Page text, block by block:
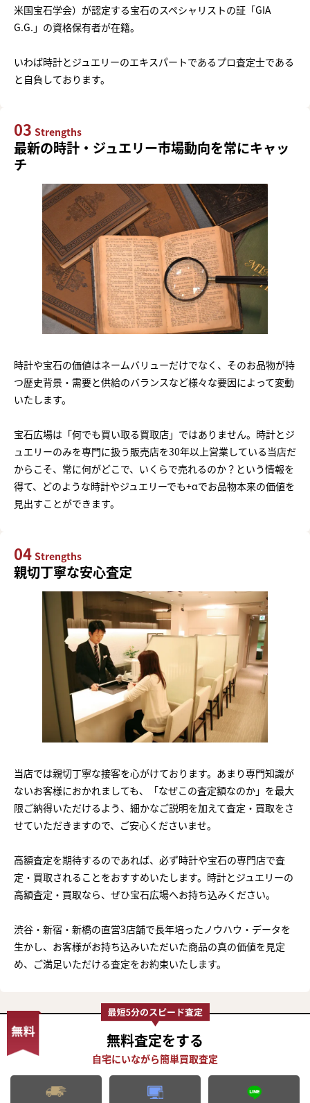
米国宝石学会）が認定する宝石のスペシャリストの証「GIA
G.G.」の資格保有者が在籍。
いわば時計とジュエリーのエキスパートであるプロ査定士である
と自負しております。
03 Strengths
最新の時計・ジュエリー市場動向を常にキャッ
チ
時計や宝石の価値はネームバリューだけでなく、そのお品物が持
つ歴史背景・需要と供給のバランスなど様々な要因によって変動
いたします。
宝石広場は「何でも買い取る買取店」ではありません。時計とジ
ュエリーのみを専門に扱う販売店を30年以上営業している当店だ
からこそ、常に何がどこで、いくらで売れるのか？という情報を
得て、どのような時計やジュエリーでも+αでお品物本来の価値を
見出すことができます。
04 Strengths
親切丁寧な安心査定
当店では親切丁寧な接客を心がけております。あまり専門知識が
ないお客様におかれましても、「なぜこの査定額なのか」を最大
限ご納得いただけるよう、細かなご説明を加えて査定・買取をさ
せていただきますので、ご安心くださいませ。
高額査定を期待するのであれば、必ず時計や宝石の専門店で査
定・買取されることをおすすめいたします。時計とジュエリーの
高額査定・買取なら、ぜひ宝石広場へお持ち込みください。
渋谷・新宿・新橋の直営3店舗で長年培ったノウハウ・データを
生かし、お客様がお持ち込みいただいた商品の真の価値を見定
め、ご満足いただける査定をお約束いたします。
無料査定をする
まずは